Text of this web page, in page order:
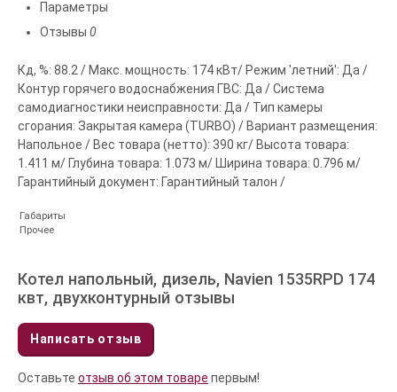
Параметры
Отзывы 0
Кд, %: 88.2 / Макс. мощность: 174 кВт/ Режим 'летний': Да /
Контур горячего водоснабжения ГВС: Да / Система
самодиагностики неисправности: Да / Тип камеры
сгорания: Закрытая камера (TURBO) / Вариант размещения:
Напольное / Вес товара (нетто): 390 кг/ Высота товара:
1.411 м/ Глубина товара: 1.073 м/ Ширина товара: 0.796 м/
Гарантийный документ: Гарантийный талон /
Габариты
Прочее
Котел напольный, дизель, Navien 1535RPD 174
квт, двухконтурный отзывы
Написать отзыв
Оставьте отзыв об этом товаре первым!